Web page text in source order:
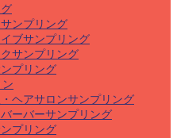
ンプリング
ブサンプリング
サンプリング
プリング
ヘアサロンサンプリング
ーバーサンプリング
プリング